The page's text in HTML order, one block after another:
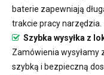
baterie zapewniają
trakcie pracy narzędzia.
Szybka wysyłka z
Zamówienia
szybką i bezpieczną